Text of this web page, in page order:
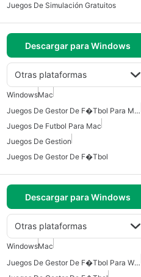
Juegos De Simulación Gratuitos
Descargar para Windows
Otras plataformas
WindowsMac
Juegos De Gestor De F�tbol Para Mac
Juegos De Futbol Para Mac
Juegos De Gestion
Juegos De Gestor De F�tbol
Descargar para Windows
Otras plataformas
WindowsMac
Juegos De Gestor De F�tbol Para Windows